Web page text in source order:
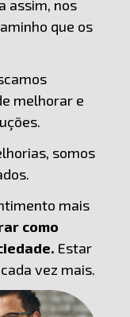
assim, nos
que os
melhorar e
somos
mais
como
Estar
vez mais.